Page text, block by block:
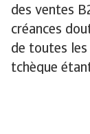
des ventes
créances
de toutes les
tchèque